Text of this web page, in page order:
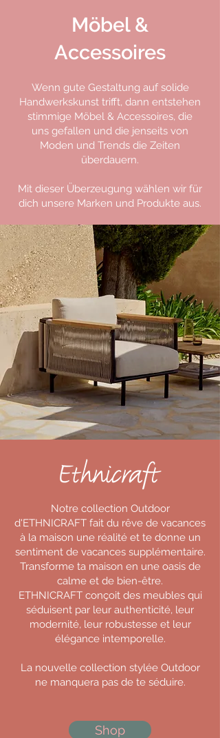
Möbel &
Accessoires
Wenn gute Gestaltung auf solide
Handwerkskunst trifft, dann entstehen
stimmige Möbel & Accessoires, die
uns gefallen und die jenseits von
Moden und Trends die Zeiten
überdauern.
Mit dieser Überzeugung wählen wir für
dich unsere Marken und Produkte aus.
Notre collection Outdoor
d'ETHNICRAFT fait du rêve de vacances
à la maison une réalité et te donne un
sentiment de vacances supplémentaire.
Transforme ta maison en une oasis de
calme et de bien-être.
ETHNICRAFT conçoit des meubles qui
séduisent par leur authenticité, leur
modernité, leur robustesse et leur
élégance intemporelle.
La nouvelle collection stylée Outdoor
ne manquera pas de te séduire.
Shop